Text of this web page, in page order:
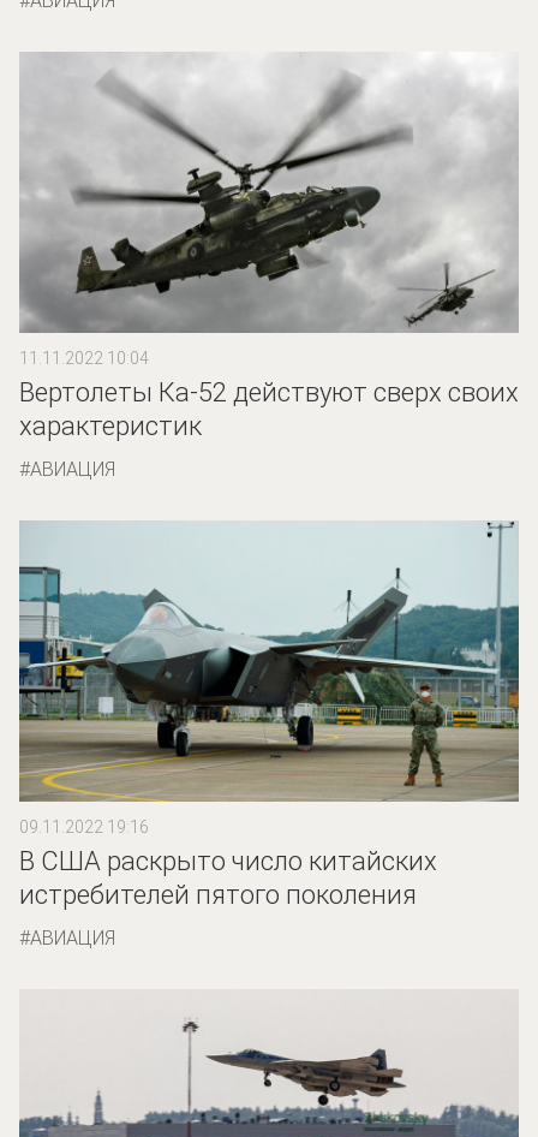
11.11.2022 10:04
Вертолеты Ка-52 действуют сверх своих
характеристик
АВИАЦИЯ
09.11.2022 19:16
В США раскрыто число китайских
истребителей пятого поколения
АВИАЦИЯ